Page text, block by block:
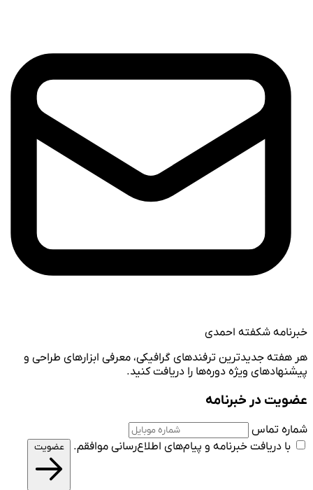
خبرنامه شکفته احمدی
هر هفته جدیدترین ترفندهای گرافیکی، معرفی ابزارهای طراحی و
پیشنهادهای ویژه دوره‌ها را دریافت کنید.
عضویت در خبرنامه
شماره تماس
با دریافت خبرنامه و پیام‌های اطلاع‌رسانی موافقم.
عضویت